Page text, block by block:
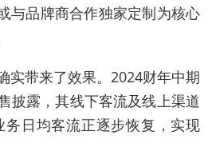
与品牌商合作独家定制为核心
实带来了效果。2024财年中期
披露，其线下客流及线上渠道
务日均客流正逐步恢复，实现